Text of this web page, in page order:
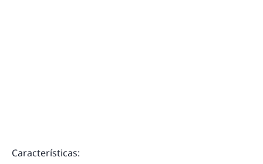
Características: